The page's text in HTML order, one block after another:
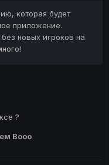
которая будет
приложение.
новых игроков на
?
Booo